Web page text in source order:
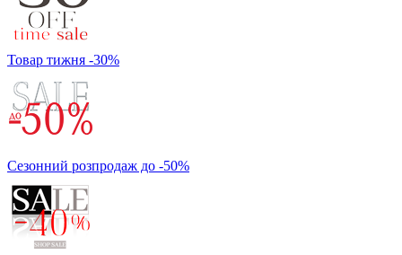
Товар тижня -30%
Сезонний розпродаж до -50%